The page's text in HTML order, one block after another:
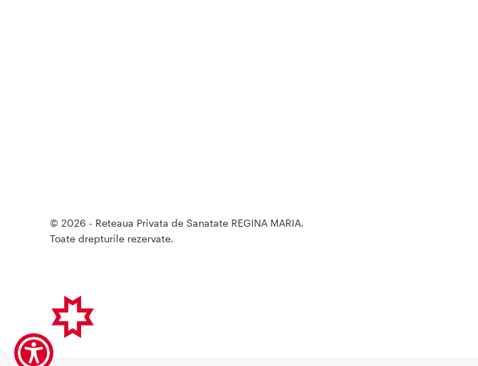
© 2026 - Reteaua Privata de Sanatate REGINA MARIA.
Toate drepturile rezervate.